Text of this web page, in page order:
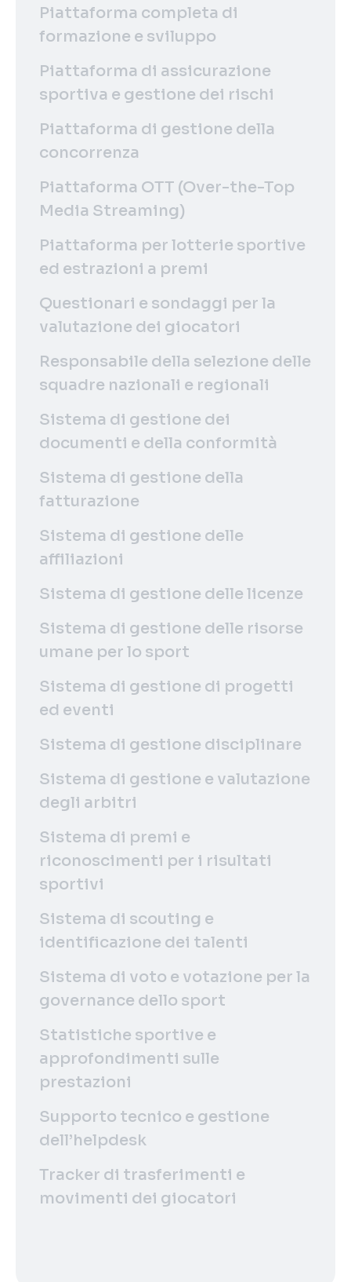
Piattaforma completa di
formazione e sviluppo
Piattaforma di assicurazione
sportiva e gestione dei rischi
Piattaforma di gestione della
concorrenza
Piattaforma OTT (Over-the-Top
Media Streaming)
Piattaforma per lotterie sportive
ed estrazioni a premi
Questionari e sondaggi per la
valutazione dei giocatori
Responsabile della selezione delle
squadre nazionali e regionali
Sistema di gestione dei
documenti e della conformità
Sistema di gestione della
fatturazione
Sistema di gestione delle
affiliazioni
Sistema di gestione delle licenze
Sistema di gestione delle risorse
umane per lo sport
Sistema di gestione di progetti
ed eventi
Sistema di gestione disciplinare
Sistema di gestione e valutazione
degli arbitri
Sistema di premi e
riconoscimenti per i risultati
sportivi
Sistema di scouting e
identificazione dei talenti
Sistema di voto e votazione per la
governance dello sport
Statistiche sportive e
approfondimenti sulle
prestazioni
Supporto tecnico e gestione
dell’helpdesk
Tracker di trasferimenti e
movimenti dei giocatori